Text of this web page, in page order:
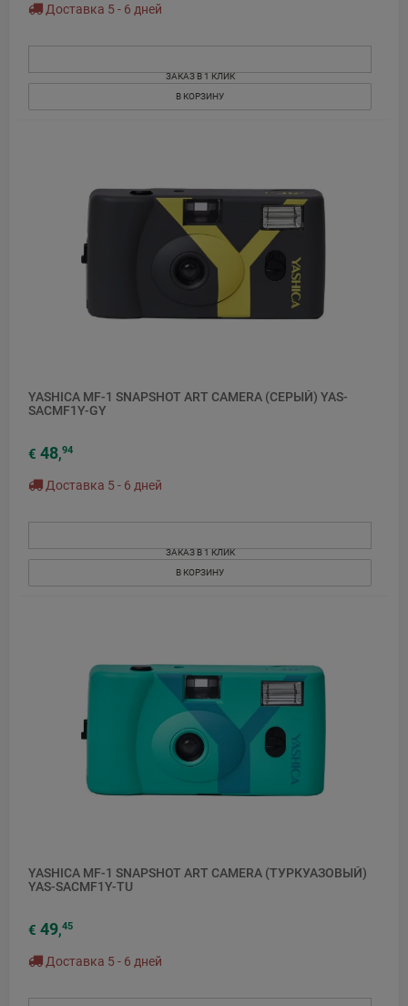
Доставка 5 - 6 дней
ЗАКАЗ В 1 КЛИК
В КОРЗИНУ
YASHICA MF-1 SNAPSHOT ART CAMERA (СЕРЫЙ) YAS-
SACMF1Y-GY
€ 48,94
Доставка 5 - 6 дней
ЗАКАЗ В 1 КЛИК
В КОРЗИНУ
YASHICA MF-1 SNAPSHOT ART CAMERA (ТУРКУАЗОВЫЙ)
YAS-SACMF1Y-TU
€ 49,45
Доставка 5 - 6 дней